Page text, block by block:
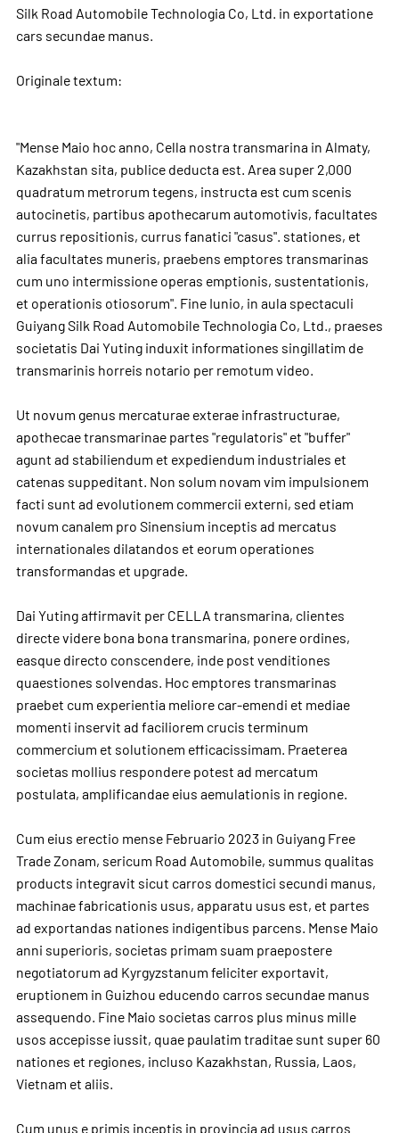
Silk Road Automobile Technologia Co, Ltd. in exportatione
cars secundae manus.
Originale textum:
"Mense Maio hoc anno, Cella nostra transmarina in Almaty,
Kazakhstan sita, publice deducta est. Area super 2,000
quadratum metrorum tegens, instructa est cum scenis
autocinetis, partibus apothecarum automotivis, facultates
currus repositionis, currus fanatici "casus". stationes, et
alia facultates muneris, praebens emptores transmarinas
cum uno intermissione operas emptionis, sustentationis,
et operationis otiosorum". Fine Iunio, in aula spectaculi
Guiyang Silk Road Automobile Technologia Co, Ltd., praeses
societatis Dai Yuting induxit informationes singillatim de
transmarinis horreis notario per remotum video.
Ut novum genus mercaturae exterae infrastructurae,
apothecae transmarinae partes "regulatoris" et "buffer"
agunt ad stabiliendum et expediendum industriales et
catenas suppeditant. Non solum novam vim impulsionem
facti sunt ad evolutionem commercii externi, sed etiam
novum canalem pro Sinensium inceptis ad mercatus
internationales dilatandos et eorum operationes
transformandas et upgrade.
Dai Yuting affirmavit per CELLA transmarina, clientes
directe videre bona bona transmarina, ponere ordines,
easque directo conscendere, inde post venditiones
quaestiones solvendas. Hoc emptores transmarinas
praebet cum experientia meliore car-emendi et mediae
momenti inservit ad faciliorem crucis terminum
commercium et solutionem efficacissimam. Praeterea
societas mollius respondere potest ad mercatum
postulata, amplificandae eius aemulationis in regione.
Cum eius erectio mense Februario 2023 in Guiyang Free
Trade Zonam, sericum Road Automobile, summus qualitas
products integravit sicut carros domestici secundi manus,
machinae fabricationis usus, apparatu usus est, et partes
ad exportandas nationes indigentibus parcens. Mense Maio
anni superioris, societas primam suam praepostere
negotiatorum ad Kyrgyzstanum feliciter exportavit,
eruptionem in Guizhou educendo carros secundae manus
assequendo. Fine Maio societas carros plus minus mille
usos accepisse iussit, quae paulatim traditae sunt super 60
nationes et regiones, incluso Kazakhstan, Russia, Laos,
Vietnam et aliis.
Cum unus e primis inceptis in provincia ad usus carros